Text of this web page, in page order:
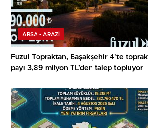
ARSA - ARAZİ
Fuzul Topraktan, Başakşehir 4’te toprak
payı 3,89 milyon TL’den talep topluyor